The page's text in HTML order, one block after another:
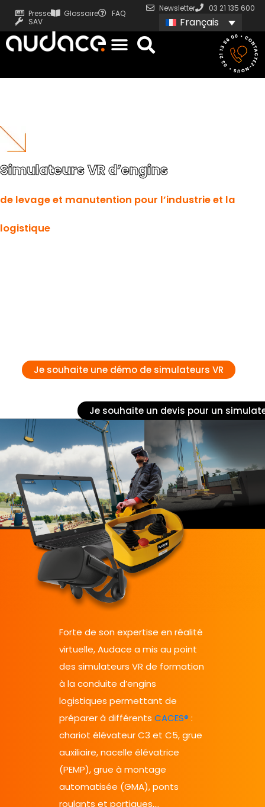
Presse Glossaire
FAQ
SAV
Newsletter 03 21 135 600
Français
Simulateurs VR d’engins
de levage et manutention pour l’industrie et la
logistique
Je souhaite une démo de simulateurs VR
Je souhaite un devis pour un
Forte de son expertise en réalité
virtuelle, Audace a mis au point
des simulateurs VR de formation
à la conduite d’engins
logistiques permettant de
préparer à différents CACES® :
chariot élévateur C3 et C5, grue
auxiliaire, nacelle élévatrice
(PEMP), grue à montage
automatisée (GMA), ponts
roulants et portiques,…